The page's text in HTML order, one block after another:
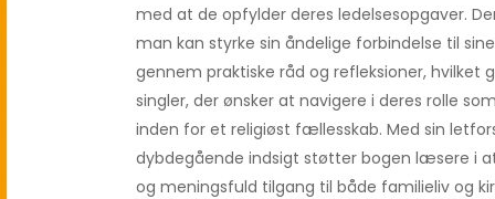
med at de opfylder deres ledelsesopgaver.
man kan styrke sin åndelige forbindelse til
gennem praktiske råd og refleksioner, hvilket
singler, der ønsker at navigere i deres rolle
inden for et religiøst fællesskab. Med sin
dybdegående indsigt støtter bogen læsere i
og meningsfuld tilgang til både familieliv og